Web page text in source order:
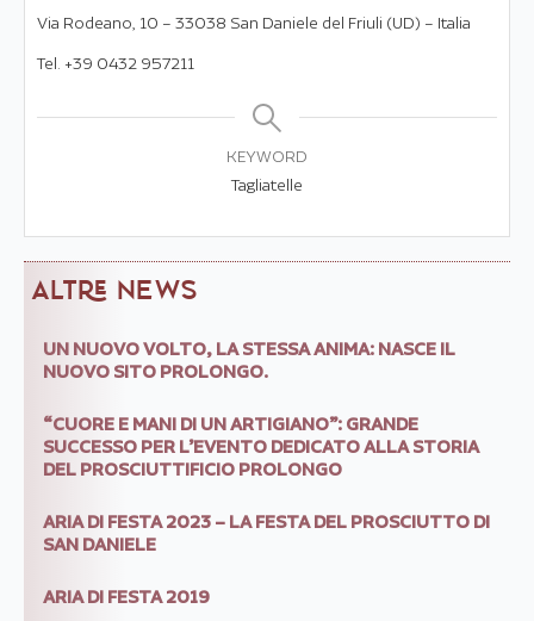
Via Rodeano, 10 – 33038 San Daniele del Friuli (UD) – Italia
Tel. +39 0432 957211
KEYWORD
Tagliatelle
ALTRE NEWS
UN NUOVO VOLTO, LA STESSA ANIMA: NASCE IL
NUOVO SITO PROLONGO.
“CUORE E MANI DI UN ARTIGIANO”: GRANDE
SUCCESSO PER L’EVENTO DEDICATO ALLA STORIA
DEL PROSCIUTTIFICIO PROLONGO
ARIA DI FESTA 2023 – LA FESTA DEL PROSCIUTTO DI
SAN DANIELE
ARIA DI FESTA 2019